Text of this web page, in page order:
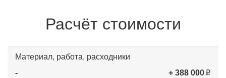
Расчёт стоимости
Материал, работа, расходники
-
+ 388 000